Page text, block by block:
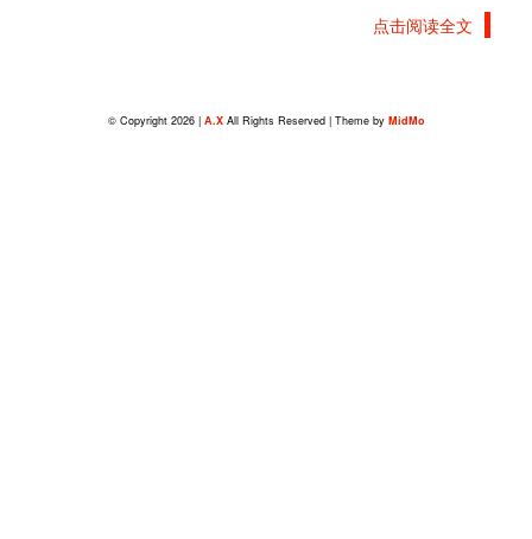
点击阅读全文
© Copyright 2026 | A.XAll Rights Reserved | Theme by MidMo